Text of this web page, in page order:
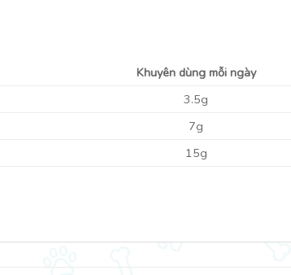
Khuyên dùng mỗi ngày
3.5g
7g
15g